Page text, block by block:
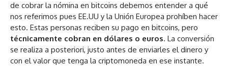
de cobrar la nómina en bitcoins debemos entender a qué
nos referimos pues EE.UU y la Unión Europea prohíben hacer
esto. Estas personas reciben su pago en bitcoins, pero
técnicamente cobran en dólares o euros. La conversión
se realiza a posteriori, justo antes de enviarles el dinero y
con el valor que tenga la criptomoneda en ese instante.